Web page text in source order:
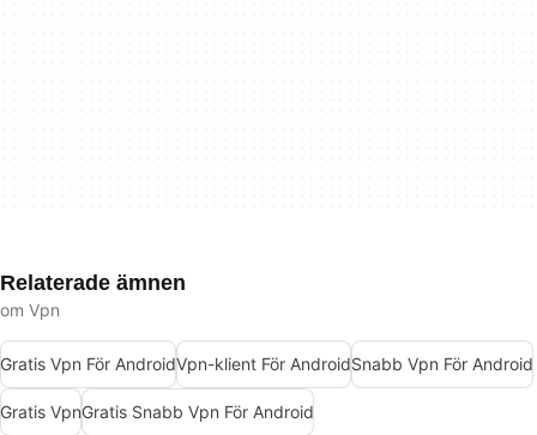
Relaterade ämnen
om Vpn
Gratis Vpn För AndroidVpn-klient För AndroidSnabb Vpn För Android
Gratis VpnGratis Snabb Vpn För Android